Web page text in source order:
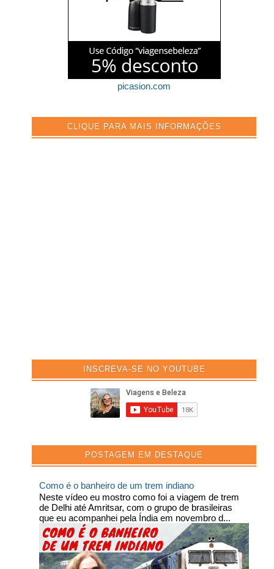
picasion.com
CLIQUE PARA MAIS INFORMAÇÕES
INSCREVA-SE NO YOUTUBE
POSTAGEM EM DESTAQUE
Como é o banheiro de um trem indiano
Neste vídeo eu mostro como foi a viagem de trem
de Delhi até Amritsar, com o grupo de brasileiras
que eu acompanhei pela Índia em novembro d...